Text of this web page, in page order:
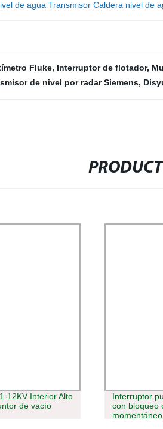
de agua Transmisor Caldera nivel de
Fluke, Interruptor de flotador,
de nivel por radar Siemens,
12KV Interior Alto
de vacío
Interruptor
con bloqueo